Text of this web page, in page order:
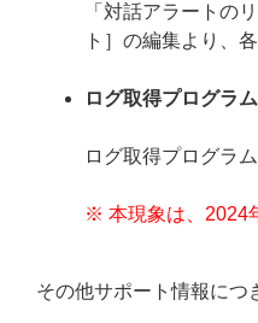
「対話アラートの
ト］の編集より、
ログ取得プログラ
ログ取得プログラ
※ 本現象は、2024
その他サポート情報につ